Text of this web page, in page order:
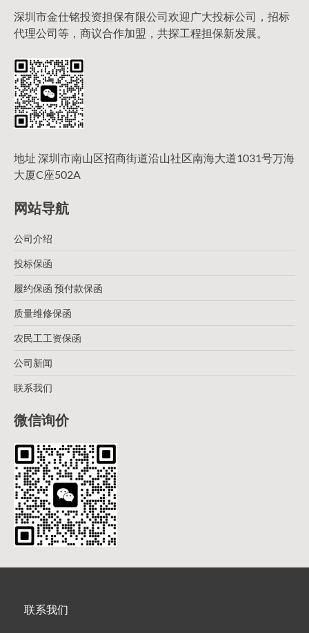
深圳市金仕铭投资担保有限公司欢迎广大投标公司，招标
代理公司等，商议合作加盟，共探工程担保新发展。
地址 深圳市南山区招商街道沿山社区南海大道1031号万海
大厦C座502A
网站导航
公司介绍
投标保函
履约保函 预付款保函
质量维修保函
农民工工资保函
公司新闻
联系我们
微信询价
联系我们